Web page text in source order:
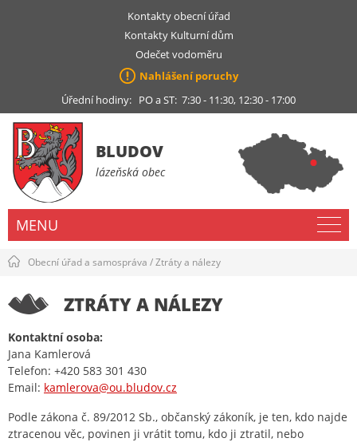
Kontakty obecní úřad
Kontakty Kulturní dům
Odečet vodoměru
Nahlášení poruchy
Úřední hodiny: PO a ST: 7:30 - 11:30, 12:30 - 17:00
BLUDOV
lázeňská obec
MENU
Obecní úřad a samospráva /Ztráty a nálezy
ZTRÁTY A NÁLEZY
Kontaktní osoba:
Jana Kamlerová
Telefon: +420 583 301 430
Email: kamlerova@ou.bludov.cz
Podle zákona č. 89/2012 Sb., občanský zákoník, je ten, kdo najde
ztracenou věc, povinen ji vrátit tomu, kdo ji ztratil, nebo